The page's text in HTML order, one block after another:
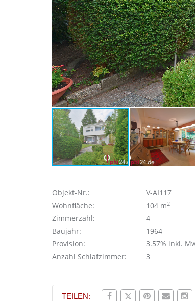
Objekt-Nr.: V-AI117
Wohnfläche:
104 m2
Zimmerzahl: 4
Baujahr:
1964
Provision:
3.57% inkl.
Anzahl Schlafzimmer:
3
TEILEN: